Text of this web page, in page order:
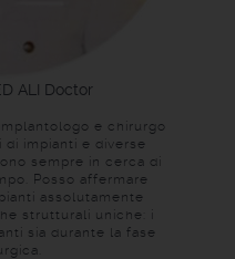
ALI Doctor
e chirurgo
impianti e diverse
sempre in cerca di
Posso affermare
assolutamente
strutturali uniche: i
sia durante la fase